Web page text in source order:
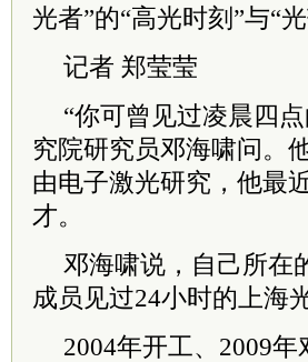
光者”的“高光时刻”与“
记者 郑莹莹
“你可曾见过凌晨四
究院研究员邓海啸问。
由电子激光研究，他最
才。
邓海啸说，自己所在
成员见过24小时的上海
2004年开工、2009